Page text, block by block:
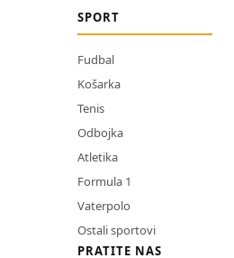
SPORT
Fudbal
Košarka
Tenis
Odbojka
Atletika
Formula 1
Vaterpolo
Ostali sportovi
PRATITE NAS